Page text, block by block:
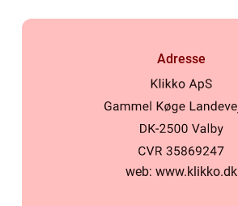
Adresse
web: www.klikko.dk